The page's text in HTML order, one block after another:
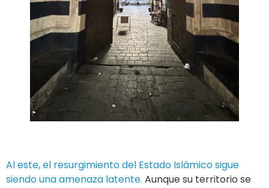
Al este, el resurgimiento del Estado Islámico sigue
siendo una amenaza latente. Aunque su territorio se